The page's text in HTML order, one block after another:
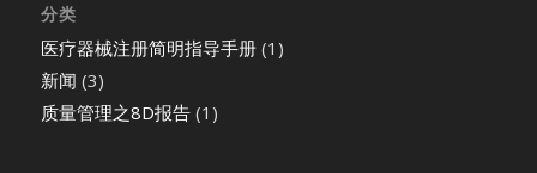
分类
医疗器械注册简明指导手册(1)
新闻 (3)
质量管理之8D报告(1)